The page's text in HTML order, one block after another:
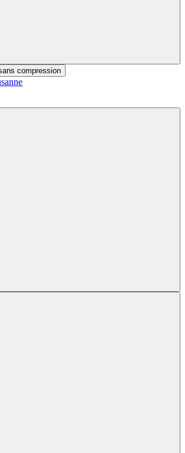
compression